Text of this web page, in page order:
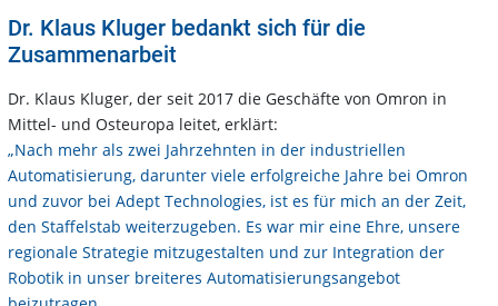
Dr. Klaus Kluger bedankt sich für die
Zusammenarbeit
Dr. Klaus Kluger, der seit 2017 die Geschäfte von Omron in
Mittel- und Osteuropa leitet, erklärt:
„Nach mehr als zwei Jahrzehnten in der industriellen
Automatisierung, darunter viele erfolgreiche Jahre bei Omron
und zuvor bei Adept Technologies, ist es für mich an der Zeit,
den Staffelstab weiterzugeben. Es war mir eine Ehre, unsere
regionale Strategie mitzugestalten und zur Integration der
Robotik in unser breiteres Automatisierungsangebot